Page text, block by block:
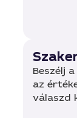
Beszélj
az
válaszd